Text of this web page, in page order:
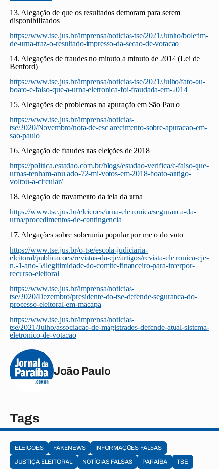
13. Alegação de que os resultados demoram para serem
disponibilizados
https://www.tse.jus.br/imprensa/noticias-tse/2021/Junho/boletim-
de-urna-traz-o-resultado-impresso-da-secao-de-votacao
14. Alegações de fraudes no minuto a minuto de 2014 (Lei de
Benford)
https://www.tse.jus.br/imprensa/noticias-tse/2021/Julho/fato-ou-
boato-e-falso-que-a-urna-eletronica-foi-fraudada-em-2014
15. Alegações de problemas na apuração em São Paulo
https://www.tse.jus.br/imprensa/noticias-
tse/2020/Novembro/nota-de-esclarecimento-sobre-apuracao-em-
sao-paulo
16. Alegação de fraudes nas eleições de 2018
https://politica.estadao.com.br/blogs/estadao-verifica/e-falso-que-
urnas-tenham-anulado-72-mi-votos-em-2018-boato-antigo-
voltou-a-circular/
18. Alegação de travamento da tela da urna
https://www.tse.jus.br/eleicoes/urna-eletronica/seguranca-da-
urna/procedimentos-de-contingencia
17. Alegações sobre soberania popular por meio do voto
https://www.tse.jus.br/o-tse/escola-judiciaria-
eleitoral/publicacoes/revistas-da-eje/artigos/revista-eletronica-eje-
n.-1-ano-5/ilegitimidade-do-comite-financeiro-para-interpor-
recurso-eleitoral
https://www.tse.jus.br/imprensa/noticias-
tse/2020/Dezembro/presidente-do-tse-defende-seguranca-do-
processo-eleitoral-em-macapa
https://www.tse.jus.br/imprensa/noticias-
tse/2021/Julho/associacao-de-magistrados-defende-atual-sistema-
eletronico-de-votacao
João Paulo
Tags
ELEICOES FAKENEWS
INFORMAÇÕES FALSAS
JUSTIÇA ELEITORAL
NOTÍCIAS FALSAS PARAÍBA
TSE